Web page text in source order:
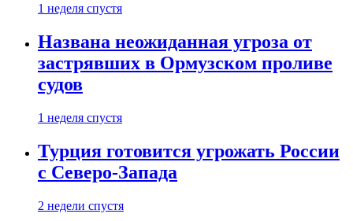
1 неделя спустя
Названа неожиданная угроза от
застрявших в Ормузском проливе
судов
1 неделя спустя
Турция готовится угрожать России
с Северо-Запада
2 недели спустя